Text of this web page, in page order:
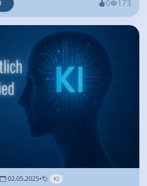
0 173
02.05.2025• KI